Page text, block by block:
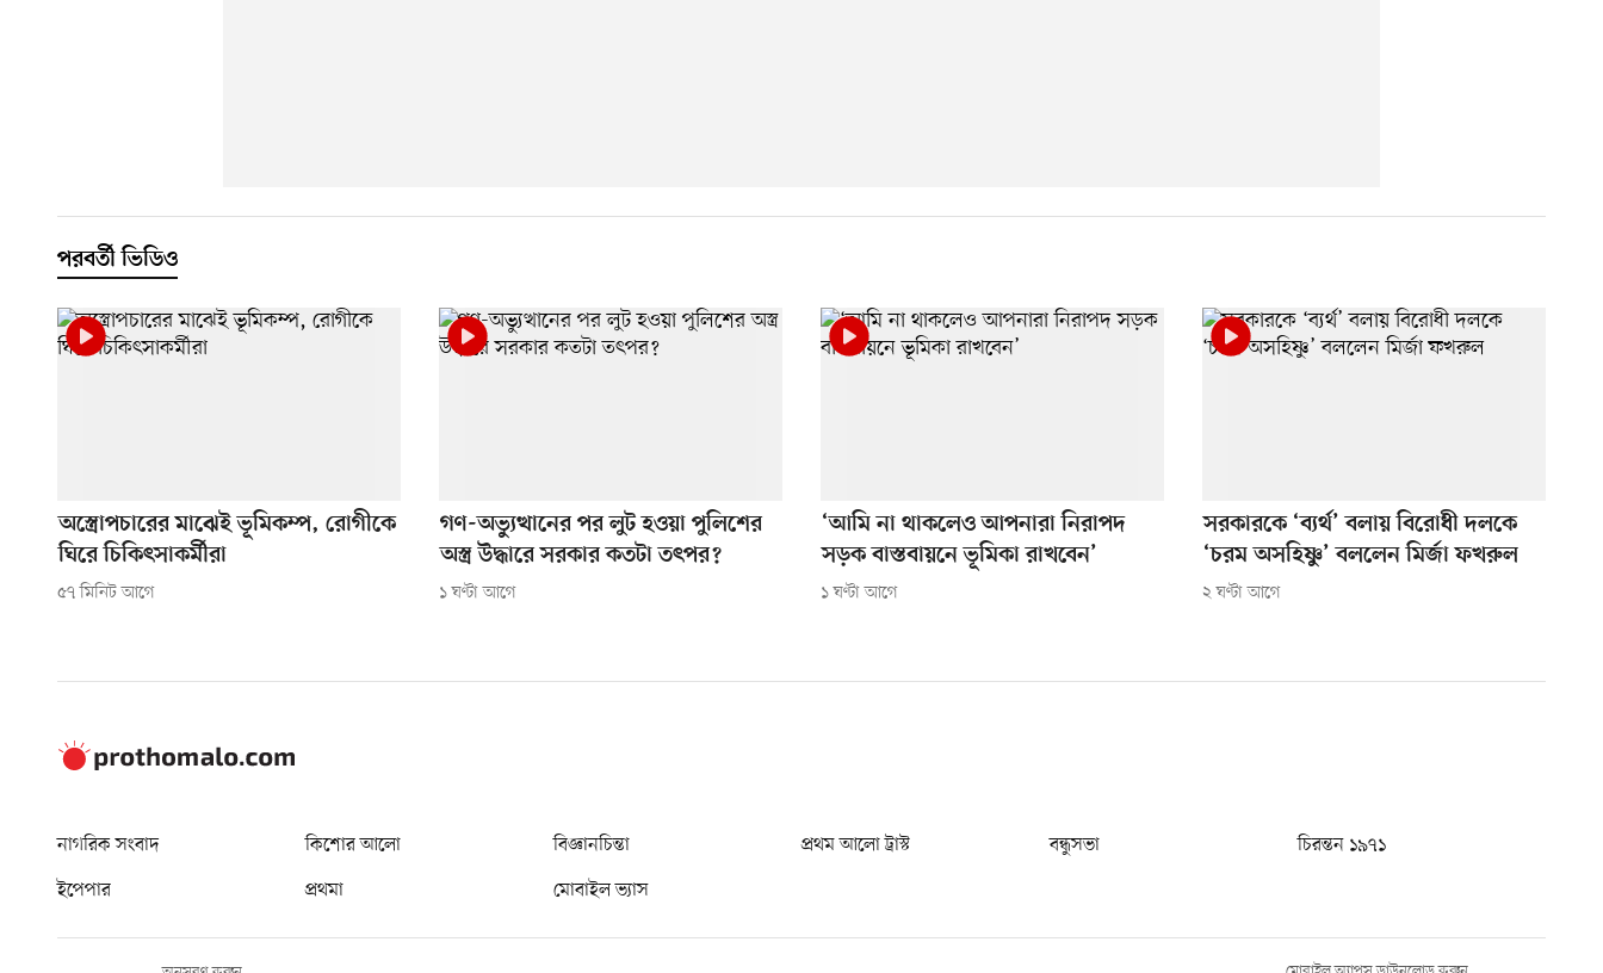
পরবর্তী ভিডিও
অস্ত্রোপচারের মাঝেই ভূমিকম্প, রোগীকে
ঘিরে চিকিৎসাকর্মীরা
৫৭ মিনিট আগে
গণ-অভ্যুত্থানের পর লুট হওয়া পুলিশের
অস্ত্র উদ্ধারে সরকার কতটা তৎপর?
১ ঘণ্টা আগে
‘আমি না থাকলেও আপনারা নিরাপদ
সড়ক বাস্তবায়নে ভূমিকা রাখবেন’
১ ঘণ্টা আগে
সরকারকে ‘ব্যর্থ’ বলায় বিরোধী দলকে
‘চরম অসহিষ্ণু’ বললেন মির্জা ফখরুল
২ ঘণ্টা আগে
নাগরিক সংবাদ কিশোর আলো বিজ্ঞানচিন্তা প্রথম আলো ট্রাস্ট বন্ধুসভা
চিরন্তন ১৯৭১
ইপেপার
প্রথমা মোবাইল ভ্যাস